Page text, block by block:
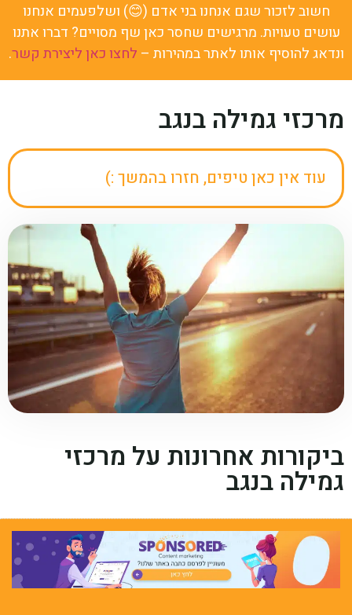
חשוב לזכור שגם אנחנו בני אדם (😊) ושלפעמים אנחנו
עושים טעויות. מרגישים שחסר כאן שף מסויים? דברו אתנו
ונדאג להוסיף אותו לאתר במהירות – לחצו כאן ליצירת קשר.
מרכזי גמילה בנגב
עוד אין כאן טיפים, חזרו בהמשך :)
ביקורות אחרונות על מרכזי
גמילה בנגב